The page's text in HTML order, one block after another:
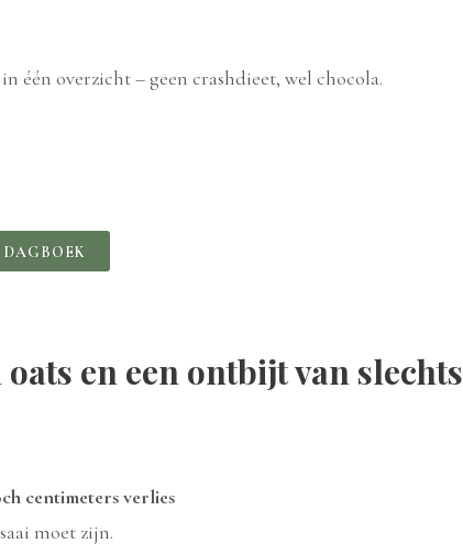
één overzicht – geen crashdieet, wel chocola.
en een ontbijt van slechts
centimeters verlies
moet zijn.